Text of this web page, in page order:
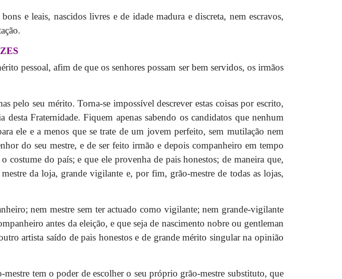
e leais, nascidos livres e de idade madura e discreta, nem escravos,
pessoal, afim de que os senhores possam ser bem servidos, os irmãos
pelo seu mérito. Torna-se impossível descrever estas coisas por escrito,
Fraternidade. Fiquem apenas sabendo os candidatos que nenhum
ele e a menos que se trate de um jovem perfeito, sem mutilação nem
do seu mestre, e de ser feito irmão e depois companheiro em tempo
do país; e que ele provenha de pais honestos; de maneira que,
da loja, grande vigilante e, por fim, grão-mestre de todas as lojas,
nem mestre sem ter actuado como vigilante; nem grande-vigilante
antes da eleição, e que seja de nascimento nobre ou gentleman
artista saído de pais honestos e de grande mérito singular na opinião
tem o poder de escolher o seu próprio grão-mestre substituto, que